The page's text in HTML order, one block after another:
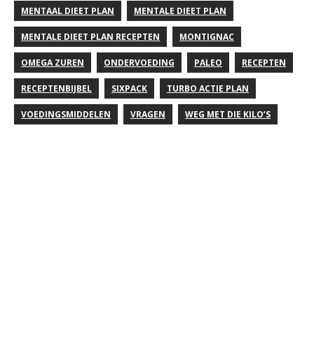
MENTAAL DIEET PLAN MENTALE DIEET PLAN
MENTALE DIEET PLAN RECEPTEN MONTIGNAC
OMEGA ZUREN ONDERVOEDING PALEO RECEPTEN
RECEPTENBIJBEL SIXPACK TURBO ACTIE PLAN
VOEDINGSMIDDELEN VRAGEN WEG MET DIE KILO’S